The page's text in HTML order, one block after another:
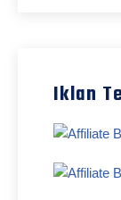
Iklan